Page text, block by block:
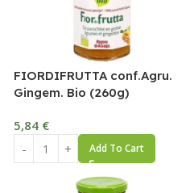
FIORDIFRUTTA conf.Agru.
Gingem. Bio (260g)
5,84 €
Add To Cart